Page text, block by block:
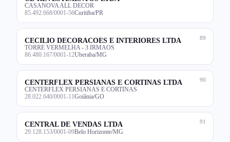
CASANOVA ALL DECOR
85.492.668/0001-56Curitiba/PR
89
CECILIO DECORACOES E INTERIORES LTDA
TORRE VERMELHA - 3 IRMAOS
86.480.167/0001-12Uberaba/MG
90
CENTERFLEX PERSIANAS E CORTINAS LTDA
CENTERFLEX PERSIANAS E CORTINAS
28.022.640/0001-11 Goiânia/GO
91
CENTRAL DE VENDAS LTDA
29.128.153/0001-09Belo Horizonte/MG